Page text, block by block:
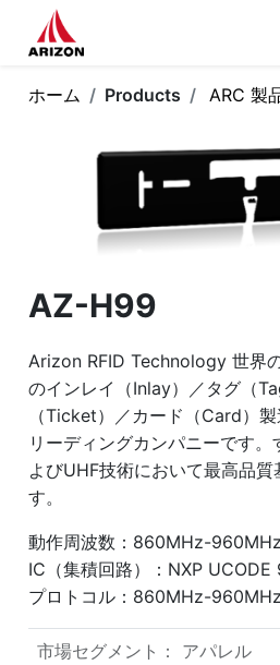
ホーム Products ARC 製
AZ-H99
Arizon RFID Technology 世界
のインレイ（Inlay）／タグ（
（Ticket）／カード（Card）
リーディングカンパニーです
よびUHF技術において最高品質
す。
動作周波数：860MHz-960MHz
IC（集積回路）：NXP UCODE
プロトコル：860MHz-960MHz
市場セグメント ： アパレル